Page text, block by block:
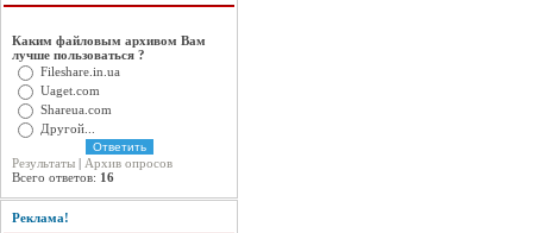
Каким файловым архивом Вам
лучше пользоваться ?
Fileshare.in.ua
Uaget.com
Shareua.com
Другой...
Результаты | Архив опросов
Всего ответов: 16
Реклама!